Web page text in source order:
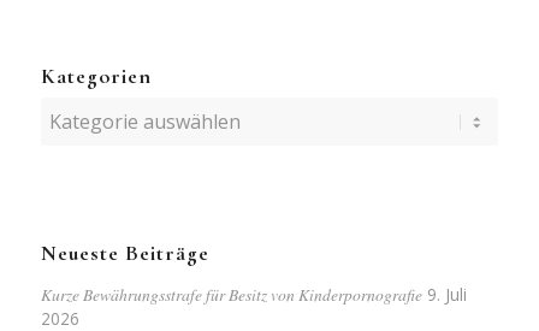
Kategorien
Kategorien
Neueste Beiträge
Kurze Bewährungsstrafe für Besitz von Kinderpornografie 9. Juli
2026